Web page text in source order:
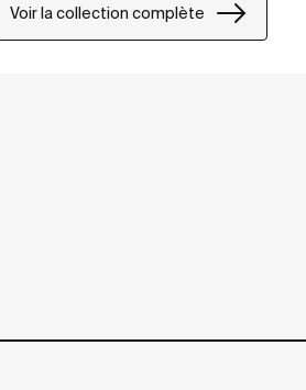
Voir la collection complète